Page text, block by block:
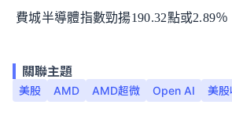
費城半導體指數勁揚190.32點或2.89％
關聯主題
美股 AMD AMD超微 Open AI 美